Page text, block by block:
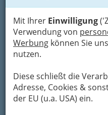
Mit Ihrer Einwilligung
Verwendung von
Werbung können Sie
nutzen.
Diese schließt die
Adresse, Cookies &
der EU (u.a. USA) ein.
Karte